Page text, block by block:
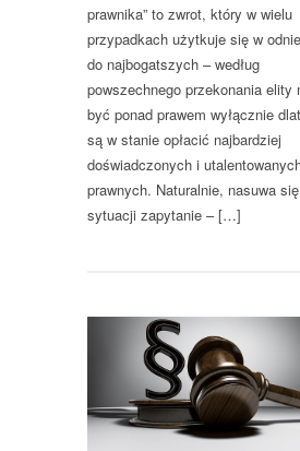
prawnika” to zwrot, który w wielu
przypadkach użytkuje się w
do najbogatszych – według
powszechnego przekonania elity
być ponad prawem wyłącznie
są w stanie opłacić najbardziej
doświadczonych i
prawnych. Naturalnie, nasuwa
sytuacji zapytanie – […]